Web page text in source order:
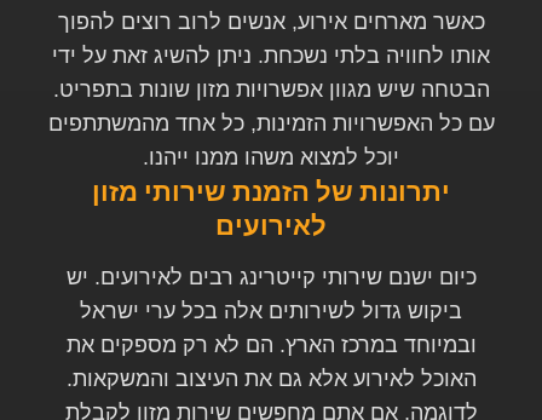
כאשר מארחים אירוע, אנשים לרוב רוצים להפוך
אותו לחוויה בלתי נשכחת. ניתן להשיג זאת על ידי
הבטחה שיש מגוון אפשרויות מזון שונות בתפריט.
עם כל האפשרויות הזמינות, כל אחד מהמשתתפים
יוכל למצוא משהו ממנו ייהנו.
יתרונות של הזמנת שירותי מזון
לאירועים
כיום ישנם שירותי קייטרינג רבים לאירועים. יש
ביקוש גדול לשירותים אלה בכל ערי ישראל
ובמיוחד במרכז הארץ. הם לא רק מספקים את
האוכל לאירוע אלא גם את העיצוב והמשקאות.
לדוגמה, אם אתם מחפשים שירות מזון לקבלת